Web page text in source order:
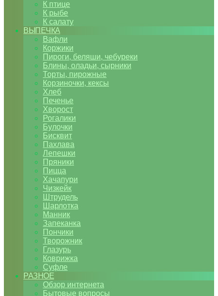
К птице
К рыбе
К салату
ВЫПЕЧКА
Вафли
Коржики
Пироги, беляши, чебуреки
Блины, оладьи, сырники
Торты, пирожные
Корзиночки, кексы
Хлеб
Печенье
Хворост
Рогалики
Булочки
Бисквит
Пахлава
Лепешки
Пряники
Пицца
Хачапури
Чизкейк
Штрудель
Шарлотка
Манник
Запеканка
Пончики
Творожник
Глазурь
Коврижка
Суфле
РАЗНОЕ
Обзор интернета
Бытовые вопросы